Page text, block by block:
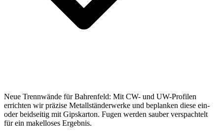
Neue Trennwände für Bahrenfeld: Mit CW- und UW-Profilen
errichten wir präzise Metallständerwerke und beplanken diese ein-
oder beidseitig mit Gipskarton. Fugen werden sauber verspachtelt
für ein makelloses Ergebnis.